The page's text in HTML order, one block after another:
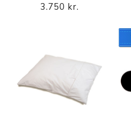
3.750 kr.